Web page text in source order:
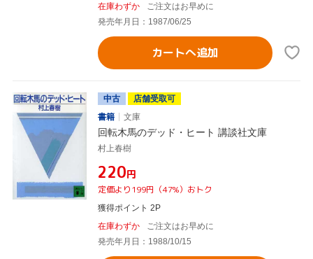
在庫わずか
ご注文はお早めに
発売年月日：1987/06/25
カートへ追加
中古
店舗受取可
書籍
文庫
回転木馬のデッド・ヒート 講談社文庫
村上春樹
¥220円
定価より199円（47%）おトク
獲得ポイント 2P
在庫わずか
ご注文はお早めに
発売年月日：1988/10/15